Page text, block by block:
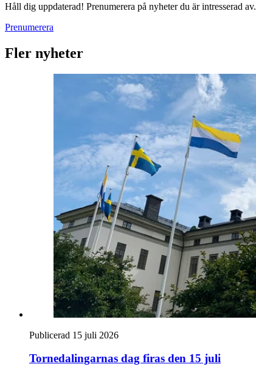
Håll dig uppdaterad! Prenumerera på nyheter du är intresserad av.
Prenumerera
Fler nyheter
Publicerad 15 juli 2026
Tornedalingarnas dag firas den 15 juli